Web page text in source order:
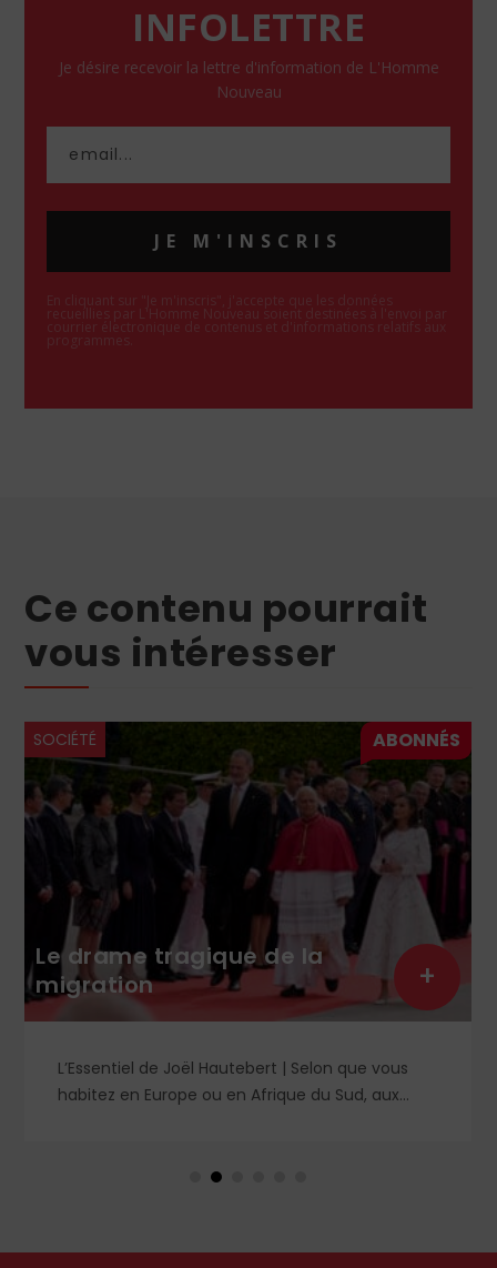
INFOLETTRE
Je désire recevoir la lettre d'information de L'Homme
Nouveau
JE M'INSCRIS
En cliquant sur "Je m'inscris", j'accepte que les données
recueillies par L'Homme Nouveau soient destinées à l'envoi par
courrier électronique de contenus et d'informations relatifs aux
programmes.
Ce contenu pourrait
vous intéresser
SOCIÉTÉ
Le drame tragique de la
migration
L’Essentiel de Joël Hautebert | Selon que vous
habitez en Europe ou en Afrique du Sud, aux
événements aux Pays-Bas ou en Irlande
comme l'a rappelé Léon XIV récemment.
+